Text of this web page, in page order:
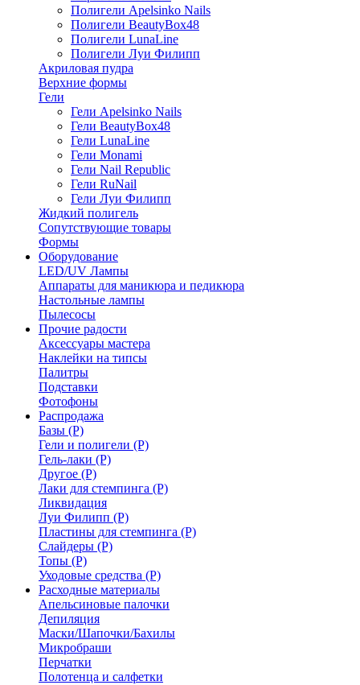
Полигели Apelsinko Nails
Полигели BeautyBox48
Полигели LunaLine
Полигели Луи Филипп
Акриловая пудра
Верхние формы
Гели
Гели Apelsinko Nails
Гели BeautyBox48
Гели LunaLine
Гели Monami
Гели Nail Republic
Гели RuNail
Гели Луи Филипп
Жидкий полигель
Сопутствующие товары
Формы
Оборудование
LED/UV Лампы
Аппараты для маникюра и педикюра
Настольные лампы
Пылесосы
Прочие радости
Аксессуары мастера
Наклейки на типсы
Палитры
Подставки
Фотофоны
Распродажа
Базы (Р)
Гели и полигели (Р)
Гель-лаки (Р)
Другое (Р)
Лаки для стемпинга (Р)
Ликвидация
Луи Филипп (Р)
Пластины для стемпинга (Р)
Слайдеры (Р)
Топы (Р)
Уходовые средства (Р)
Расходные материалы
Апельсиновые палочки
Депиляция
Маски/Шапочки/Бахилы
Микробраши
Перчатки
Полотенца и салфетки